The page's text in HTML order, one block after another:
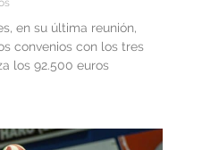
en su última reunión,
convenios con los tres
los 92.500 euros